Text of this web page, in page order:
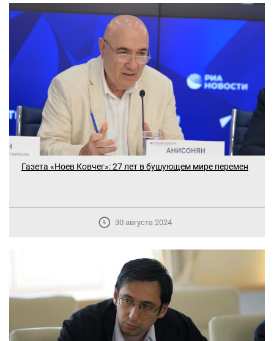
Газета «Ноев Ковчег»: 27 лет в бушующем мире перемен
30 августа 2024